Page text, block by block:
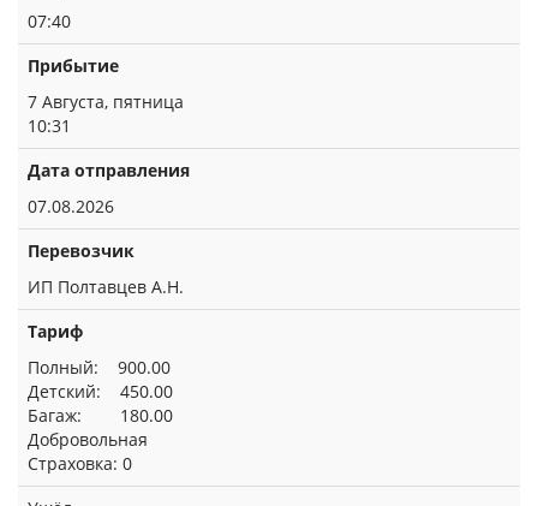
07:40
Прибытие
7 Августа, пятница
10:31
Дата отправления
07.08.2026
Перевозчик
ИП Полтавцев А.Н.
Тариф
Полный: 900.00
Детский: 450.00
Багаж: 180.00
Добровольная
Страховка: 0